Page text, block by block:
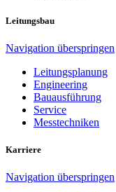
Leitungsbau
Navigation überspringen
Leitungsplanung
Engineering
Bauausführung
Service
Messtechniken
Karriere
Navigation überspringen